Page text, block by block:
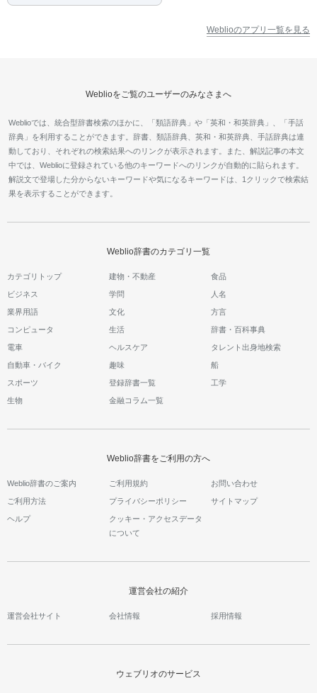
Weblioのアプリ一覧を見る
Weblioをご覧のユーザーのみなさまへ
Weblioでは、統合型辞書検索のほかに、「類語辞典」や「英和・和英辞典」、「手話
辞典」を利用することができます。辞書、類語辞典、英和・和英辞典、手話辞典は連
動しており、それぞれの検索結果へのリンクが表示されます。また、解説記事の本文
中では、Weblioに登録されている他のキーワードへのリンクが自動的に貼られます。
解説文で登場した分からないキーワードや気になるキーワードは、1クリックで検索結
果を表示することができます。
Weblio辞書のカテゴリ一覧
カテゴリトップ 建物・不動産 食品
ビジネス 学問 人名
業界用語 文化 方言
コンピュータ 生活 辞書・百科事典
電車 ヘルスケア タレント出身地検索
自動車・バイク 趣味 船
スポーツ 登録辞書一覧 工学
生物 金融コラム一覧
Weblio辞書をご利用の方へ
Weblio辞書のご案内 ご利用規約 お問い合わせ
ご利用方法 プライバシーポリシー サイトマップ
ヘルプ
クッキー・アクセスデータ
について
運営会社の紹介
運営会社サイト 会社情報 採用情報
ウェブリオのサービス